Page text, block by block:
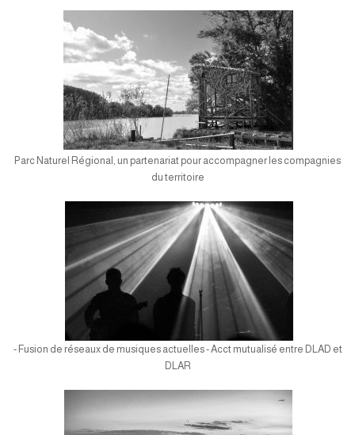
Parc Naturel Régional, un partenariat pour accompagner les compagnies
du territoire
- Fusion de réseaux de musiques actuelles - Acct mutualisé entre DLAD et
DLAR